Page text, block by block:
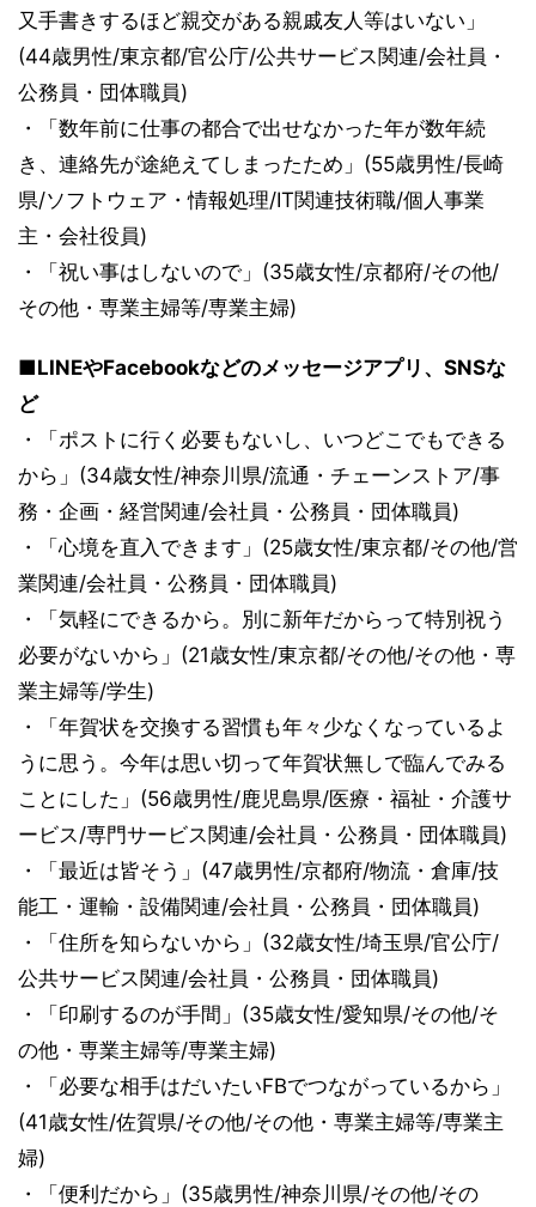
又手書きするほど親交がある親戚友人等はいない」
(44歳男性/東京都/官公庁/公共サービス関連/会社員・
公務員・団体職員)
・「数年前に仕事の都合で出せなかった年が数年続
き、連絡先が途絶えてしまったため」(55歳男性/長崎
県/ソフトウェア・情報処理/IT関連技術職/個人事業
主・会社役員)
・「祝い事はしないので」(35歳女性/京都府/その他/
その他・専業主婦等/専業主婦)
■LINEやFacebookなどのメッセージアプリ、SNSな
ど
・「ポストに行く必要もないし、いつどこでもできる
から」(34歳女性/神奈川県/流通・チェーンストア/事
務・企画・経営関連/会社員・公務員・団体職員)
・「心境を直入できます」(25歳女性/東京都/その他/営
業関連/会社員・公務員・団体職員)
・「気軽にできるから。別に新年だからって特別祝う
必要がないから」(21歳女性/東京都/その他/その他・専
業主婦等/学生)
・「年賀状を交換する習慣も年々少なくなっているよ
うに思う。今年は思い切って年賀状無しで臨んでみる
ことにした」(56歳男性/鹿児島県/医療・福祉・介護サ
ービス/専門サービス関連/会社員・公務員・団体職員)
・「最近は皆そう」(47歳男性/京都府/物流・倉庫/技
能工・運輸・設備関連/会社員・公務員・団体職員)
・「住所を知らないから」(32歳女性/埼玉県/官公庁/
公共サービス関連/会社員・公務員・団体職員)
・「印刷するのが手間」(35歳女性/愛知県/その他/そ
の他・専業主婦等/専業主婦)
・「必要な相手はだいたいFBでつながっているから」
(41歳女性/佐賀県/その他/その他・専業主婦等/専業主
婦)
・「便利だから」(35歳男性/神奈川県/その他/その